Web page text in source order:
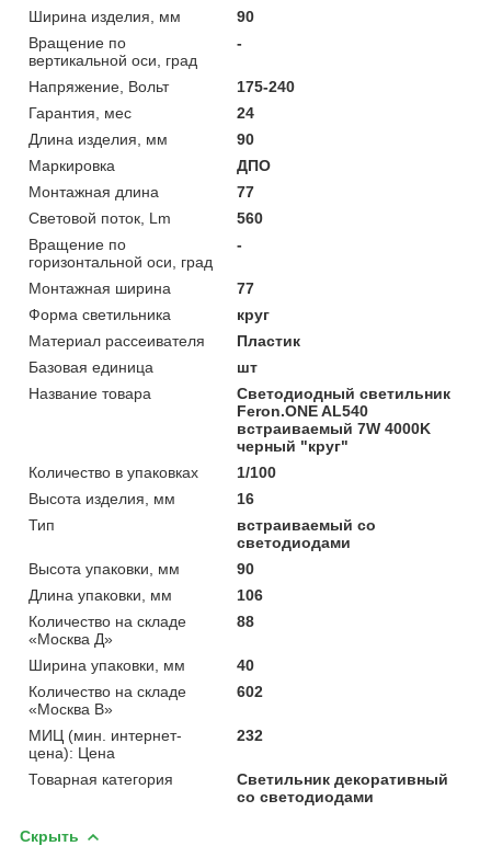
Ширина изделия, мм
90
Вращение по
вертикальной оси, град
-
Напряжение, Вольт
175-240
Гарантия, мес
24
Длина изделия, мм
90
Маркировка
ДПО
Монтажная длина
77
Световой поток, Lm
560
Вращение по
горизонтальной оси, град
-
Монтажная ширина
77
Форма светильника
круг
Материал рассеивателя
Пластик
Базовая единица
шт
Название товара
Светодиодный светильник
Feron.ONE AL540
встраиваемый 7W 4000K
черный "круг"
Количество в упаковках
1/100
Высота изделия, мм
16
Тип
встраиваемый со
светодиодами
Высота упаковки, мм
90
Длина упаковки, мм
106
Количество на складе
«Москва Д»
88
Ширина упаковки, мм
40
Количество на складе
«Москва В»
602
МИЦ (мин. интернет-
цена): Цена
232
Товарная категория
Светильник декоративный
со светодиодами
Скрыть